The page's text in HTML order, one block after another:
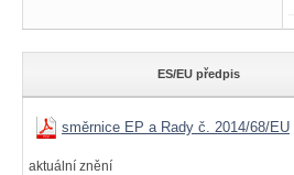
ES/EU předpis
směrnice EP a Rady č. 2014/68/EU
aktuální znění